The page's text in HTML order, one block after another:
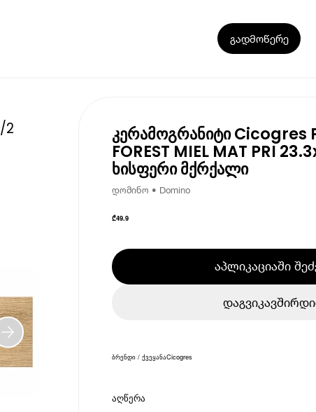
გადმოწერე
/2 კერამოგრანიტი Cicogres
FOREST MIEL MAT PRI
ხისფერი მქრქალი
დომინო • Domino
₾49.9
აპლიკაციაში
ბრენდი / ქვეყანაCicogres
აღწერა